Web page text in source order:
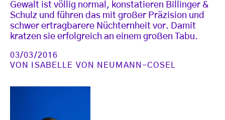
Gewalt ist völlig normal, konstatieren Billinger &
Schulz und führen das mit großer Präzision und
schwer ertragbarere Nüchternheit vor. Damit
kratzen sie erfolgreich an einem großen Tabu.
03/03/2016
VON
ISABELLE VON NEUMANN-COSEL